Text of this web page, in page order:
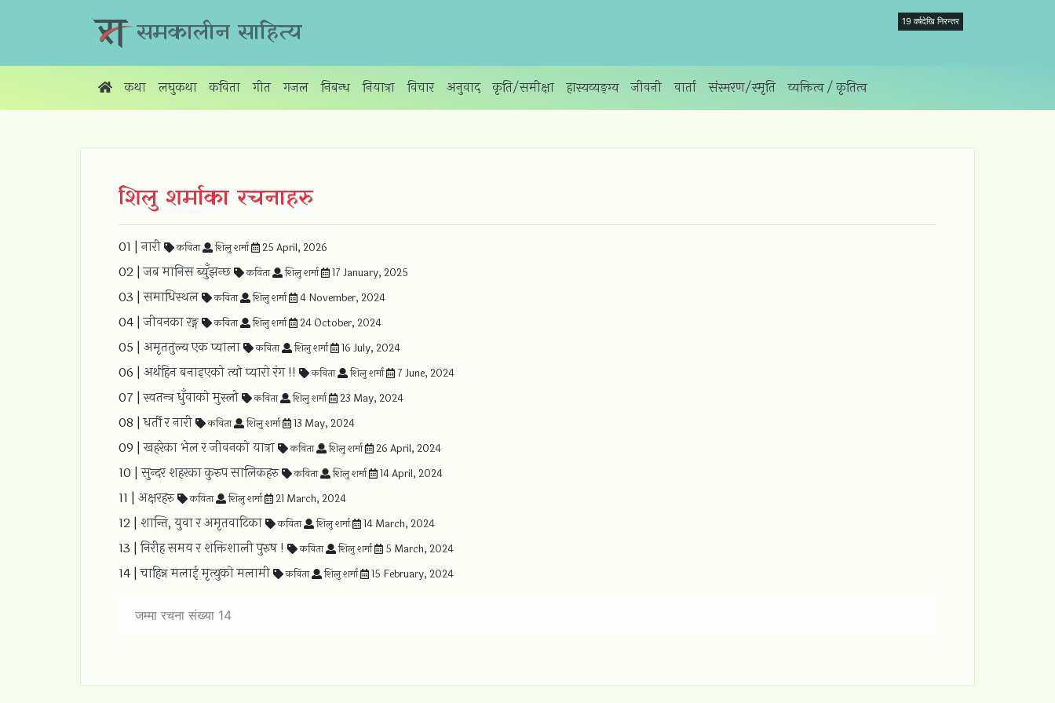
19 वर्षदेखि निरन्तर
समकालीन साहित्य
कथा लघुकथा कविता गीत गजल निबन्ध नियात्रा विचार अनुवाद कृति/समीक्षा हास्यव्यङ्ग्य जीवनी वार्ता संस्मरण/स्‍मृति व्यक्तित्व / कृतित्व
शिलु शर्माका रचनाहरु
01 |नारी कविता शिलु शर्मा 25 April, 2026
02 |जब मानिस ब्युँझन्छ कविता शिलु शर्मा 17 January, 2025
03 |समाधिस्थल कविता शिलु शर्मा 4 November, 2024
04 |जीवनका रङ्ग कविता शिलु शर्मा 24 October, 2024
05 | अमृततुल्य एक प्याला कविता शिलु शर्मा 16 July, 2024
06 | अर्थहिन बनाइएको त्यो प्यारो रंग !! कविता शिलु शर्मा 7 June, 2024
07 |स्वतन्त्र धुँवाको मुस्लो कविता शिलु शर्मा 23 May, 2024
08 |धर्ती र नारी कविता शिलु शर्मा 13 May, 2024
09 |खहरेका भेल र जीवनको यात्रा कविता शिलु शर्मा 26 April, 2024
10 |सुन्दर शहरका कुरुप सालिकहरु कविता शिलु शर्मा 14 April, 2024
11 | अक्षरहरु कविता शिलु शर्मा 21 March, 2024
12 | शान्ति, युवा र अमृतवाटिका कविता शिलु शर्मा 14 March, 2024
13 |निरीह समय र शक्तिशाली पुरुष ! कविता शिलु शर्मा 5 March, 2024
14 |चाहिन्न मलाई मृत्युको मलामी कविता शिलु शर्मा 15 February, 2024
जम्मा रचना संख्या 14